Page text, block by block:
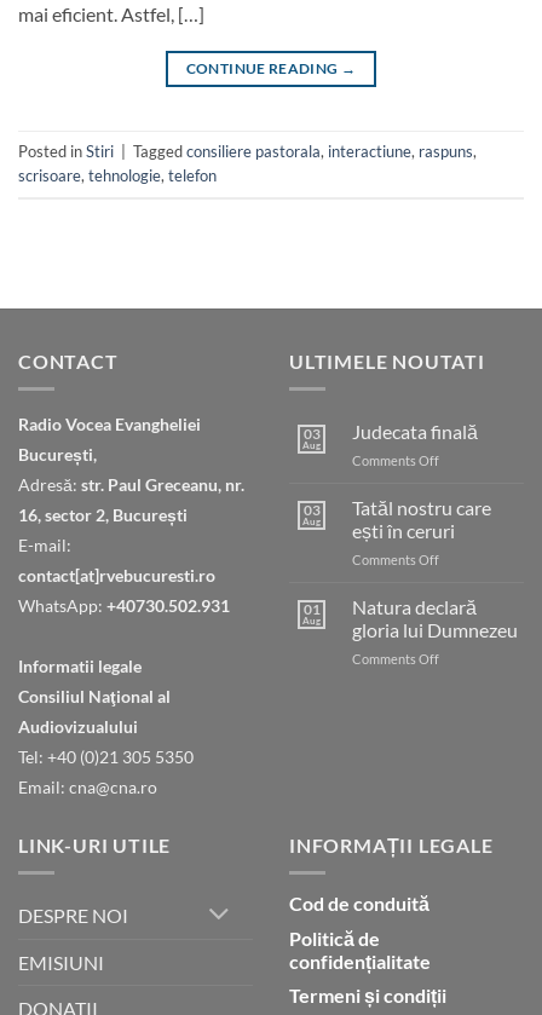
mai eficient. Astfel, […]
CONTINUE READING →
Posted inStiri Taggedconsiliere pastorala, interactiune, raspuns,
scrisoare, tehnologie, telefon
CONTACT
Radio Vocea Evangheliei
București,
Adresă: str. Paul Greceanu, nr.
16, sector 2, București
E-mail:
contact[at]rvebucuresti.ro
WhatsApp: +40730.502.931
Informatii legale
Consiliul Naţional al
Audiovizualului
Tel: +40 (0)21 305 5350
Email: cna@cna.ro
ULTIMELE NOUTATI
03
Aug
Judecata finală
Comments Offon
03
Aug
Tatăl nostru care
ești în ceruri
Comments Offon
nostru
care
ești
în
01
Aug
Natura declară
gloria lui Dumnezeu
Comments Offon
LINK-URI UTILE
DESPRE NOI
EMISIUNI
DONATII
INFORMAȚII LEGALE
Cod de conduită
Politică de
confidențialitate
Termeni și condiții